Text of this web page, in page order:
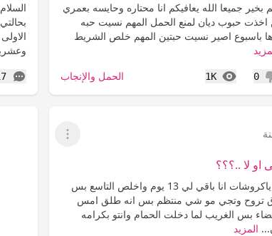
بخير جميعا الله يعافيكم انا محتاره وحايسه بعمري
اخذت حبوب ديان لمنع الحمل المهم نسيت حبه
باسبوع اصير نسيت حبتين المهم خلص الشريط
إعجاب
0
1K
المشاهدات الحمل والإنجاب
عرض القائمة
او لا ..؟؟؟
السلام عليكم كيف حالكم ياكروشات انا باقي لي 13 يوم واخلص التاسع بس
تروح وتجي مو شي منتظم بس انه طلق امس
بس الغريب لما دخلت الحمام وانتو بكرامه
المزيد